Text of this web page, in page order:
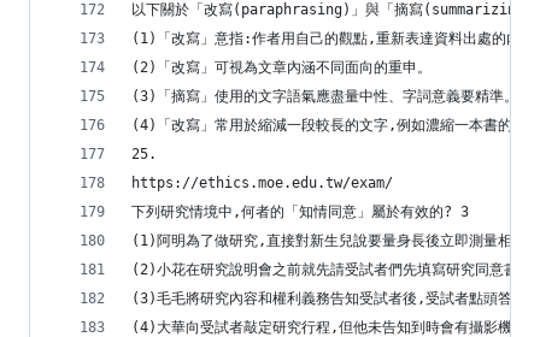
以下關於「改寫(paraphrasing)」與「摘寫(summarizing)
(1)「改寫」意指:作者用自己的觀點,重新表達資料出處的內容
(2)「改寫」可視為文章內涵不同面向的重申。
(3)「摘寫」使用的文字語氣應盡量中性、字詞意義要精準。
(4)「改寫」常用於縮減一段較長的文字,例如濃縮一本書的章
25.
https://ethics.moe.edu.tw/exam/
下列研究情境中,何者的「知情同意」屬於有效的? 3
(1)阿明為了做研究,直接對新生兒說要量身長後立即測量相關
(2)小花在研究說明會之前就先請受試者們先填寫研究同意書。
(3)毛毛將研究內容和權利義務告知受試者後,受試者點頭答應
(4)大華向受試者敲定研究行程,但他未告知到時會有攝影機跟